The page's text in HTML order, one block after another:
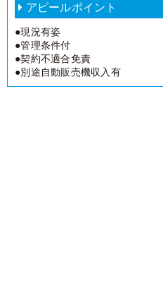
アピールポイント
●現況有姿
●管理条件付
●契約不適合免責
●別途自動販売機収入有